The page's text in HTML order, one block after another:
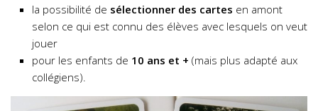
la possibilité de sélectionner des cartes en amont
selon ce qui est connu des élèves avec lesquels on veut
jouer
pour les enfants de 10 ans et + (mais plus adapté aux
collégiens).